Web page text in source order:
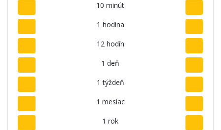
10 minút
1 hodina
12 hodín
1 deň
1 týždeň
1 mesiac
1 rok